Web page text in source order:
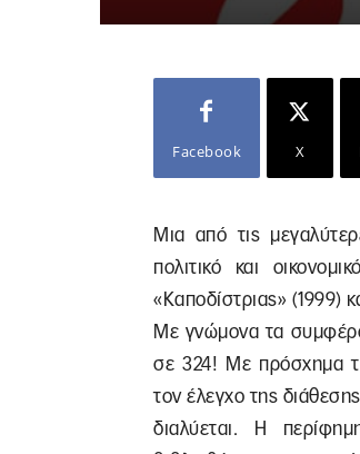
Facebook X
Μια από τις
πολιτικό και
«Καποδίστριας» (1999)
Με γνώμονα τα
σε 324! Με πρόσχημα
τον έλεγχο της
διαλύεται. Η